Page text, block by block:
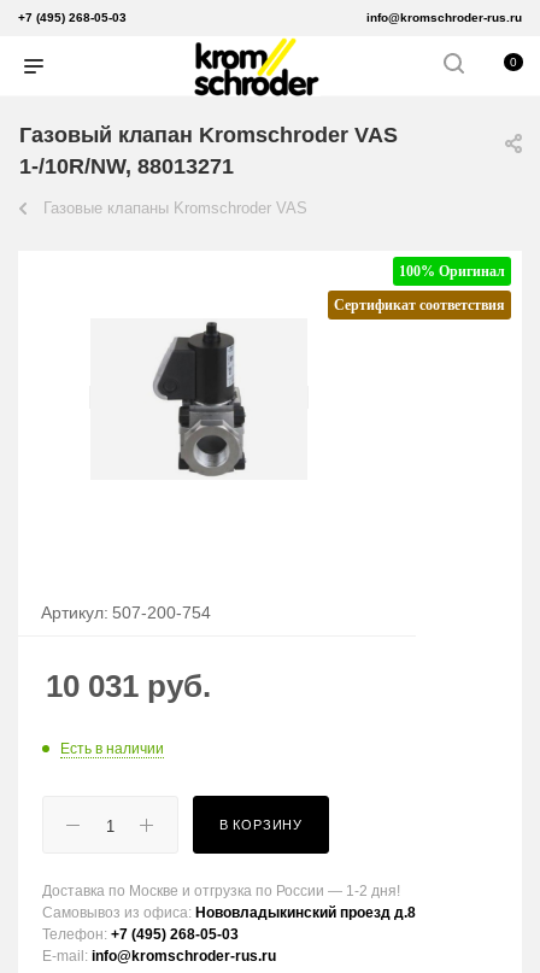
+7 (495) 268-05-03 info@kromschroder-rus.ru
0
Газовый клапан Kromschroder VAS
1-/10R/NW, 88013271
Газовые клапаны Kromschroder VAS
100% Оригинал
Сертификат соответствия
Артикул: 507-200-754
10 031 руб.
Есть в наличии
В КОРЗИНУ
Доставка по Москве и отгрузка по России — 1-2 дня!
Самовывоз из офиса: Нововладыкинский проезд д.8
Телефон: +7 (495) 268-05-03
E-mail: info@kromschroder-rus.ru